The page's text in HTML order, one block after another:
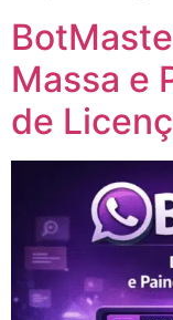
Massa e
de